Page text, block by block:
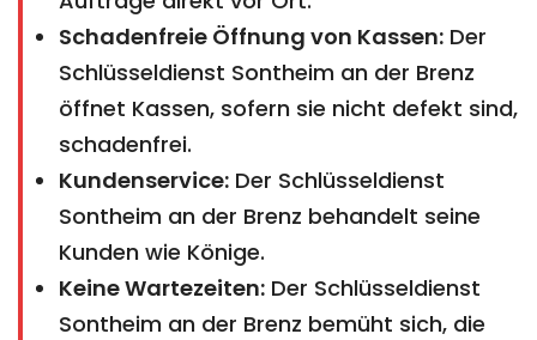
Schadenfreie Öffnung von Kassen: Der
Schlüsseldienst Sontheim an der Brenz
öffnet Kassen, sofern sie nicht defekt sind,
schadenfrei.
Kundenservice: Der Schlüsseldienst
Sontheim an der Brenz behandelt seine
Kunden wie Könige.
Keine Wartezeiten: Der Schlüsseldienst
Sontheim an der Brenz bemüht sich, die